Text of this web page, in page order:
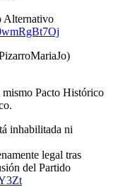
Alternativo
Pacto Histórico
inhabilitada ni
legal tras
del Partido